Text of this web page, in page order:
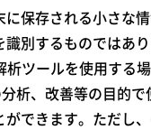
保存される小さな
別するものではあり
ツールを使用す
析、改善等の目的で
できます。ただし